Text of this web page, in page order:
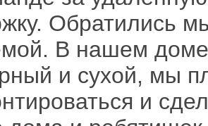
Обратились
В нашем
и сухой, мы
и